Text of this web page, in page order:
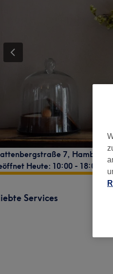
7, Hamburg ,
Heute: 10:00 - 18:00
Services